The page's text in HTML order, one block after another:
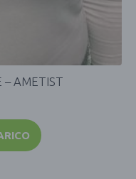
– AMETIST